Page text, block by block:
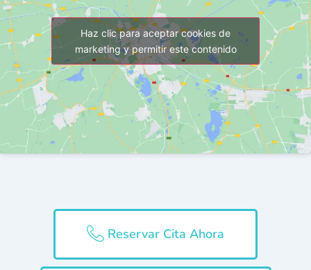
Haz clic para aceptar cookies de
marketing y permitir este contenido
Reservar Cita Ahora